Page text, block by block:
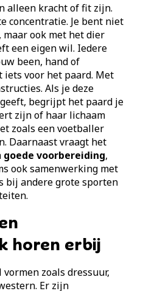
alleen kracht of fit zijn.
concentratie. Je bent niet
ook met het dier
een eigen wil. Iedere
been, hand of
iets voor het paard. Met
Als je deze
begrijpt het paard je
zijn of haar lichaam
zoals een voetballer
Daarnaast vraagt het
goede voorbereiding,
ook samenwerking met
bij andere grote sporten
horen erbij
zoals dressuur,
Er zijn